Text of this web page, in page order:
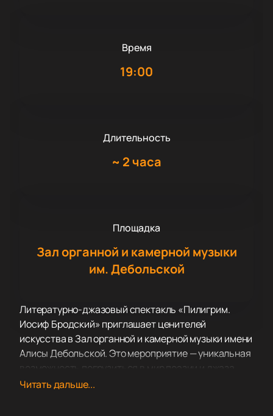
Время
19:00
Длительность
~ 2 часа
Площадка
Зал органной и камерной музыки
им. Дебольской
Литературно-джазовый спектакль «Пилигрим.
Иосиф Бродский» приглашает ценителей
искусства в Зал органной и камерной музыки имени
Алисы Дебольской. Это мероприятие — уникальная
возможность погрузиться в мир поэзии и джаза,
создавая атмосферу, в которой слова и музыка
Читать дальше...